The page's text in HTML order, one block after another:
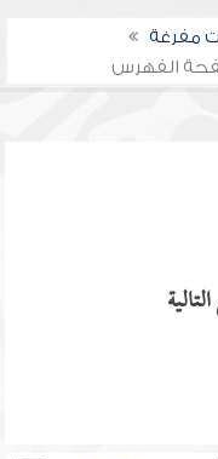
مفرغة
الفهرس